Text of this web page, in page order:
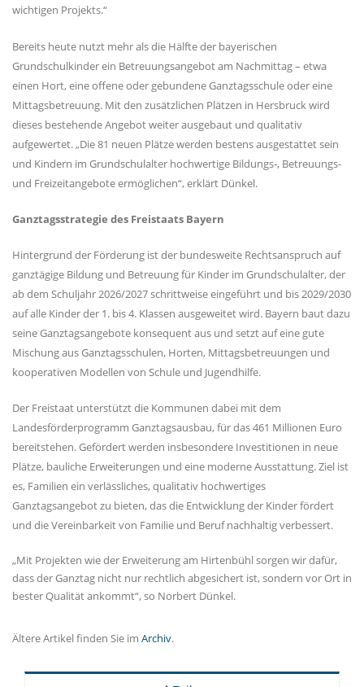
wichtigen Projekts.“
Bereits heute nutzt mehr als die Hälfte der bayerischen
Grundschulkinder ein Betreuungsangebot am Nachmittag – etwa
einen Hort, eine offene oder gebundene Ganztagsschule oder eine
Mittagsbetreuung. Mit den zusätzlichen Plätzen in Hersbruck wird
dieses bestehende Angebot weiter ausgebaut und qualitativ
aufgewertet. „Die 81 neuen Plätze werden bestens ausgestattet sein
und Kindern im Grundschulalter hochwertige Bildungs‑, Betreuungs-
und Freizeitangebote ermöglichen“, erklärt Dünkel.
Ganztagsstrategie des Freistaats Bayern
Hintergrund der Förderung ist der bundesweite Rechtsanspruch auf
ganztägige Bildung und Betreuung für Kinder im Grundschulalter, der
ab dem Schuljahr 2026/2027 schrittweise eingeführt und bis 2029/2030
auf alle Kinder der 1. bis 4. Klassen ausgeweitet wird. Bayern baut dazu
seine Ganztagsangebote konsequent aus und setzt auf eine gute
Mischung aus Ganztagsschulen, Horten, Mittagsbetreuungen und
kooperativen Modellen von Schule und Jugendhilfe.
Der Freistaat unterstützt die Kommunen dabei mit dem
Landesförderprogramm Ganztagsausbau, für das 461 Millionen Euro
bereitstehen. Gefördert werden insbesondere Investitionen in neue
Plätze, bauliche Erweiterungen und eine moderne Ausstattung. Ziel ist
es, Familien ein verlässliches, qualitativ hochwertiges
Ganztagsangebot zu bieten, das die Entwicklung der Kinder fördert
und die Vereinbarkeit von Familie und Beruf nachhaltig verbessert.
Mit Projekten wie der Erweiterung am Hirtenbühl sorgen wir dafür,
dass der Ganztag nicht nur rechtlich abgesichert ist, sondern vor Ort in
bester Qualität ankommt“, so Norbert Dünkel.
Ältere Artikel finden Sie im Archiv.